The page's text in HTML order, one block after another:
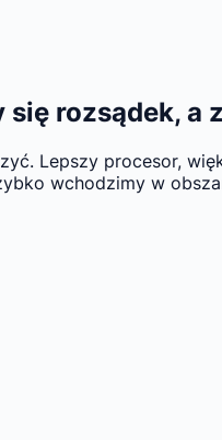
się rozsądek,
Lepszy procesor,
wchodzimy w